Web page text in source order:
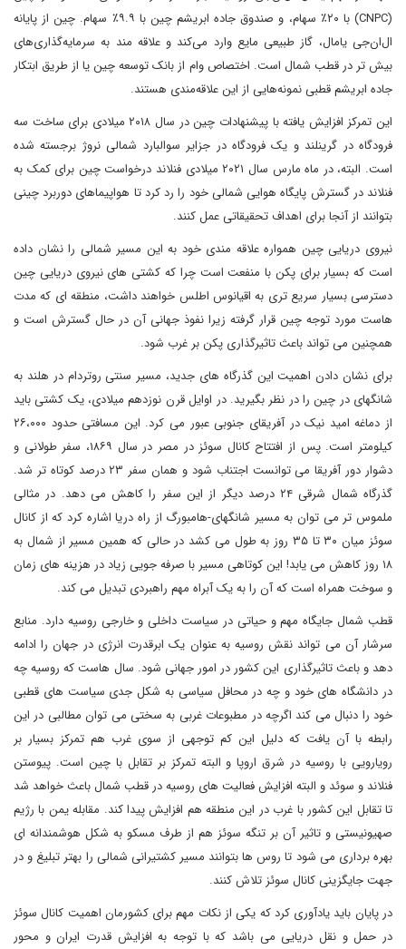
(CNPC) با ۲۰٪ سهام، و صندوق جاده ابریشم چین با ۹.۹٪ سهام. چین از پایانه
ال‌ان‌جی یامال، گاز طبیعی مایع وارد می‌کند و علاقه‌ مند به سرمایه‌گذاری‌های
بیش تر در قطب شمال است. اختصاص وام‌ از بانک توسعه چین یا از طریق ابتکار
جاده ابریشم قطبی نمونه‌هایی از این علاقه‌مندی هستند.
این تمرکز افزایش یافته با پیشنهادات چین در سال ۲۰۱۸ میلادی برای ساخت سه
فرودگاه در گرینلند و یک فرودگاه در جزایر سوالبارد شمالی نروژ برجسته شده
است. البته، در ماه مارس سال ۲۰۲۱ میلادی فنلاند درخواست چین برای کمک به
فنلاند در گسترش پایگاه هوایی شمالی خود را رد کرد تا هواپیماهای دوربرد چینی
بتوانند از آنجا برای اهداف تحقیقاتی عمل کنند.
نیروی دریایی چین همواره علاقه مندی خود به این مسیر شمالی را نشان داده
است که بسیار برای پکن با منفعت است چرا که کشتی های نیروی دریایی چین
دسترسی بسیار سریع تری به اقیانوس اطلس خواهند داشت، منطقه ای که مدت
هاست مورد توجه چین قرار گرفته زیرا نفوذ جهانی آن در حال گسترش است و
همچنین می تواند باعث تاثیرگذاری پکن بر غرب شود.
برای نشان دادن اهمیت این گذرگاه های جدید، مسیر سنتی روتردام در هلند به
شانگهای در چین را در نظر بگیرید. در اوایل قرن نوزدهم میلادی، یک کشتی باید
از دماغه امید نیک در آفریقای جنوبی عبور می کرد. این مسافتی حدود ۲۶،۰۰۰
کیلومتر است. پس از افتتاح کانال سوئز در مصر در سال ۱۸۶۹، سفر طولانی و
دشوار دور آفریقا می توانست اجتناب شود و همان سفر ۲۳ درصد کوتاه تر شد.
گذرگاه شمال شرقی ۲۴ درصد دیگر از این سفر را کاهش می دهد. در مثالی
ملموس تر می توان به مسیر شانگهای-هامبورگ از راه دریا اشاره کرد که از کانال
سوئز میان ۳۰ تا ۳۵ روز به طول می کشد در حالی که همین مسیر از شمال به
۱۸ روز کاهش می یابد! این کوتاهی مسیر با صرفه جویی زیاد در هزینه های زمان
و سوخت همراه است که آن را به یک آبراه مهم راهبردی تبدیل می کند.
قطب شمال جایگاه مهم و حیاتی در سیاست داخلی و خارجی روسیه دارد. منابع
سرشار آن می تواند نقش روسیه به عنوان یک ابرقدرت انرژی در جهان را ادامه
دهد و باعث تاثیرگذاری این کشور در امور جهانی شود. سال هاست که روسیه چه
در دانشگاه های خود و چه در محافل سیاسی به شکل جدی سیاست های قطبی
خود را دنبال می کند اگرچه در مطبوعات غربی به سختی می توان مطالبی در این
رابطه با آن یافت که دلیل این کم توجهی از سوی غرب هم تمرکز بسیار بر
رویارویی با روسیه در شرق اروپا و البته تمرکز بر تقابل با چین است. پیوستن
فنلاند و سوئد و البته افزایش فعالیت های روسیه در قطب شمال باعث خواهد شد
تا تقابل این کشور با غرب در این منطقه هم افزایش پیدا کند. مقابله یمن با رژیم
صهیونیستی و تاثیر آن بر تنگه سوئز هم از طرف مسکو به شکل هوشمندانه ای
بهره برداری می شود تا روس ها بتوانند مسیر کشتیرانی شمالی را بهتر تبلیغ و در
جهت جایگزینی کانال سوئز تلاش کنند.
در پایان باید یادآوری کرد که یکی از نکات مهم برای کشورمان اهمیت کانال سوئز
در حمل و نقل دریایی می باشد که با توجه به افزایش قدرت ایران و محور